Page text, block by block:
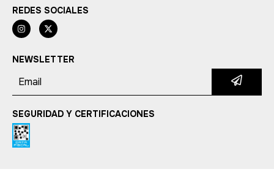
REDES SOCIALES
NEWSLETTER
SEGURIDAD Y CERTIFICACIONES